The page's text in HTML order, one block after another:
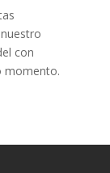
con
momento.